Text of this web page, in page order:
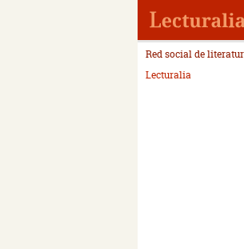
Red social de
Lecturalia